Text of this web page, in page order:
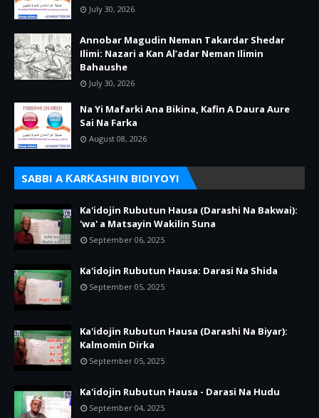
July 30, 2026
Annobar Magudin Neman Takardar Shedar
Ilimi: Nazari a Kan Al’adar Neman Ilimin
Bahaushe
July 30, 2026
Na Yi Mafarki Ana Bikina, Kafin A Daura Aure
Sai Na Farka
August 08, 2026
SABBI A ƘARƘASHIN BIDIYOYI
Ka'idojin Rubutun Hausa (Darashi Na Bakwai):
'wa' a Matsayin Wakilin Suna
September 06, 2025
Ka'idojin Rubutun Hausa: Darasi Na Shida
September 05, 2025
Ka'idojin Rubutun Hausa (Darashi Na Biyar):
Kalmomin Dirka
September 05, 2025
Ka'idojin Rubutun Hausa - Darasi Na Hudu
September 04, 2025